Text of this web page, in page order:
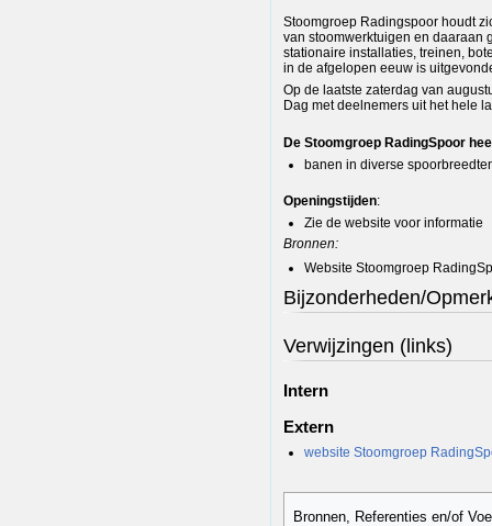
Stoomgroep Radingspoor houdt
van stoomwerktuigen en daaraan
stationaire installaties, treinen,
in de afgelopen eeuw is
Op de laatste zaterdag van
Dag met deelnemers uit het hele
De Stoomgroep RadingSpoor
banen in diverse
Openingstijden:
Zie de website voor informatie
Bronnen:
Website Stoomgroep
Bijzonderheden/
Verwijzingen (links)
Intern
Extern
website Stoomgroep
Bronnen, Referenties en/of